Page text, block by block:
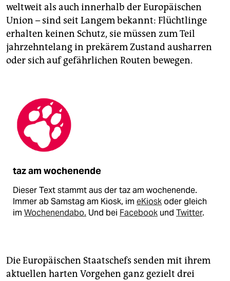
weltweit als auch innerhalb der Europäischen
Union – sind seit Langem bekannt: Flüchtlinge
erhalten keinen Schutz, sie müssen zum Teil
jahrzehntelang in prekärem Zustand ausharren
oder sich auf gefährlichen Routen bewegen.
taz am wochenende
Dieser Text stammt aus der taz am wochenende.
Immer ab Samstag am Kiosk, im eKioskoder gleich
im Wochenendabo. Und bei Facebook und Twitter.
Die Europäischen Staatschefs senden mit ihrem
aktuellen harten Vorgehen ganz gezielt drei